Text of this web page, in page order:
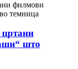
цртани
што